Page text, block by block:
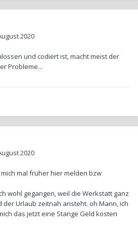
2020
und codiert ist, macht meist der
Probleme...
2020
mal früher hier melden bzw
wohl gegangen, weil die Werkstatt ganz
der Urlaub zeitnah ansteht. oh Mann, ich
das jetzt eine Stange Geld kosten